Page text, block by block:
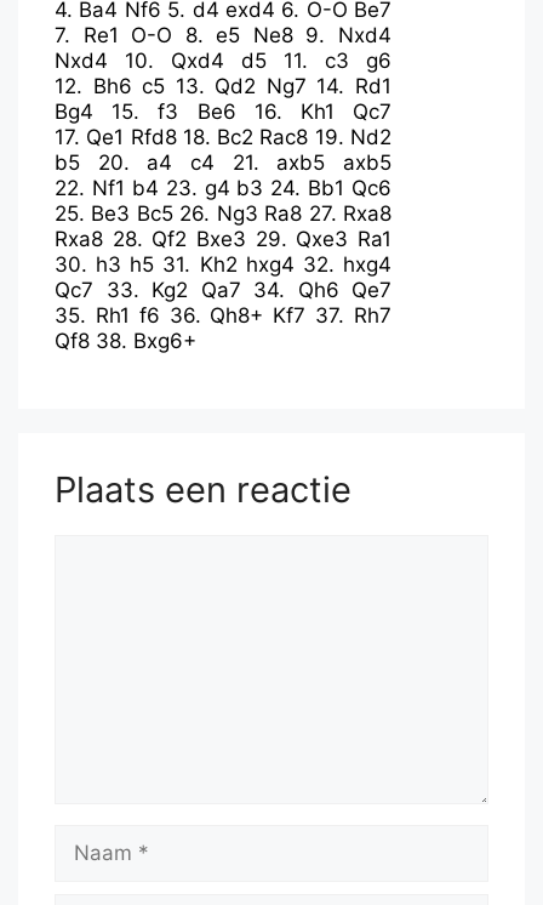
4. Ba4 Nf6 5. d4 exd4 6. O-O Be7
7. Re1 O-O 8.e5 Ne8 9. Nxd4
Nxd4
10. Qxd4 d5 11. c3
g6
12. Bh6 c5 13. Qd2 Ng7 14. Rd1
Bg4
15.f3 Be6 16. Kh1
Qc7
17. Qe1 Rfd8 18. Bc2 Rac8 19. Nd2
b5
20. a4 c4 21. axb5
axb5
22. Nf1 b4 23. g4 b3 24. Bb1 Qc6
25. Be3 Bc5 26. Ng3 Ra8 27. Rxa8
Rxa8 28. Qf2 Bxe3 29. Qxe3 Ra1
30. h3 h5 31. Kh2 hxg4 32. hxg4
Qc7
33. Kg2 Qa7 34. Qh6 Qe7
35. Rh1 f6 36. Qh8+ Kf7 37. Rh7
Qf8 38. Bxg6+
Plaats een reactie
Naam